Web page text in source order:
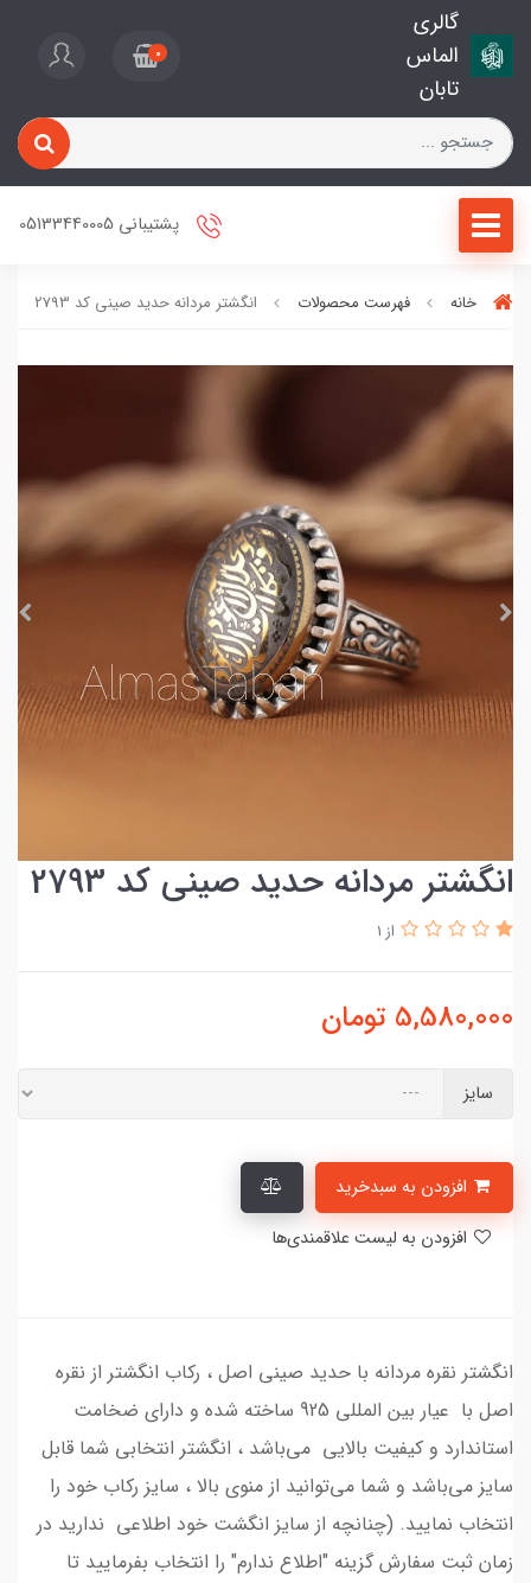
گالری
الماس
تابان
0
پشتیبانی 05133440005
خانه فهرست محصولات انگشتر مردانه حدید صینی کد 2793
انگشتر مردانه حدید صینی کد 2793
از 1
5,580,000 تومان
سایز
انگشتر نقره مردانه با حدید صینی اصل ، رکاب انگشتر از نقره
اصل با عیار بین المللی 925 ساخته شده و دارای ضخامت
استاندارد و کیفیت بالایی می‌باشد ، انگشتر انتخابی شما قابل
سایز می‌باشد و شما می‌توانید از منوی بالا ، سایز رکاب خود را
انتخاب نمایید. (چنانچه از سایز انگشت خود اطلاعی ندارید در
زمان ثبت سفارش گزینه "اطلاع ندارم" را انتخاب بفرمایید تا